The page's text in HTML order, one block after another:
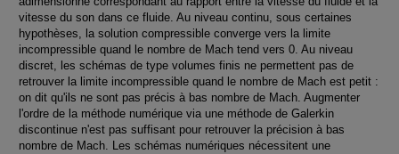
vitesse du son dans ce fluide. Au niveau continu, sous certaines
hypothèses, la solution compressible converge vers la limite
incompressible quand le nombre de Mach tend vers 0. Au niveau
discret, les schémas de type volumes finis ne permettent pas de
retrouver la limite incompressible quand le nombre de Mach est petit :
on dit qu'ils ne sont pas précis à bas nombre de Mach. Augmenter
l'ordre de la méthode numérique via une méthode de Galerkin
discontinue n'est pas suffisant pour retrouver la précision à bas
nombre de Mach. Les schémas numériques nécessitent une